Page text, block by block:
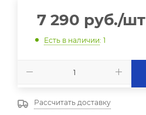
7 290 руб./шт
Есть в наличии: 1
Рассчитать доставку